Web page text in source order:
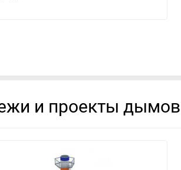
и проекты